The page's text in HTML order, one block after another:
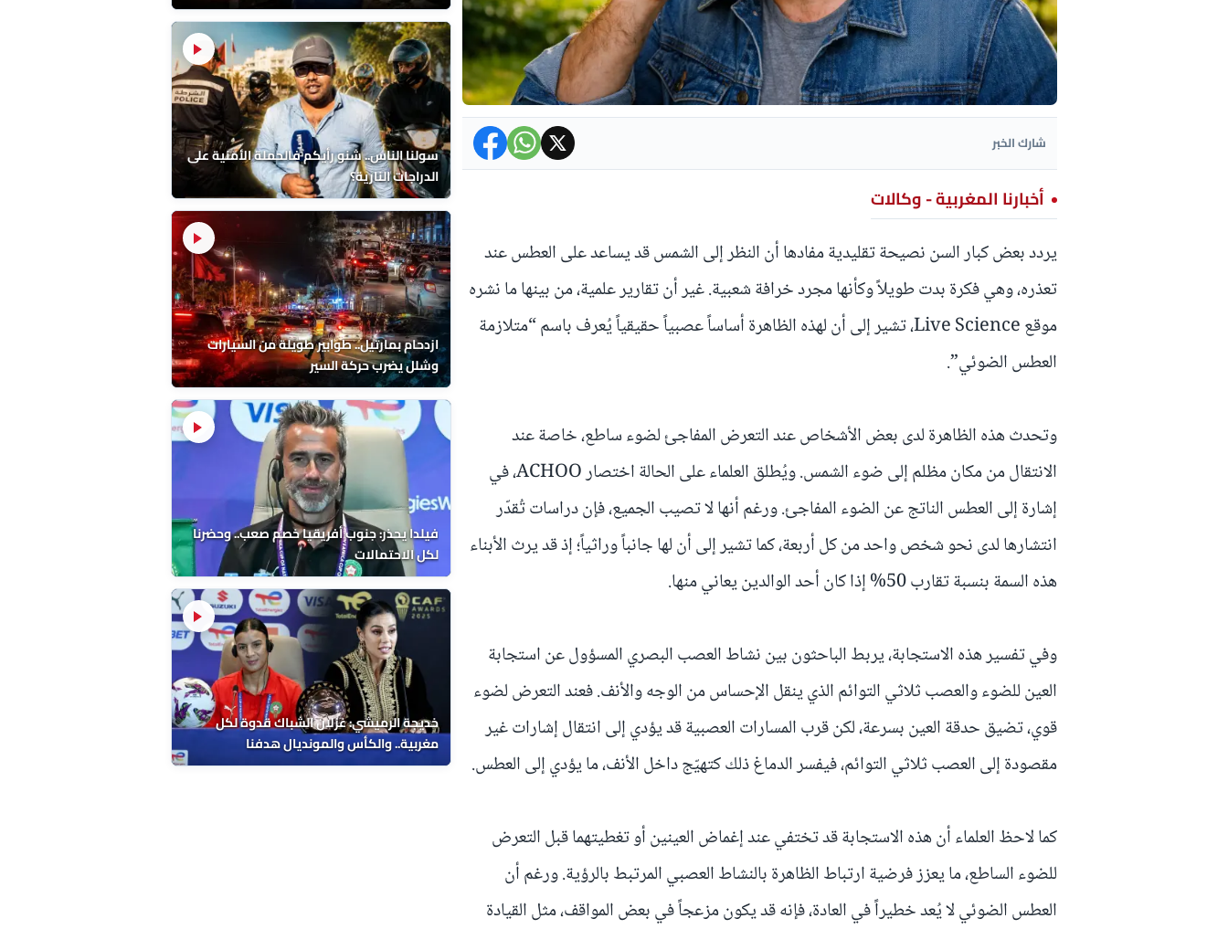
سولنا الناس.. شنو رأيكم فالحملة الأمنية على
الدراجات النارية؟
ازدحام بمارتيل.. طوابير طويلة من السيارات
وشلل يضرب حركة السير
فيلدا يحذر: جنوب أفريقيا خصم صعب.. وحضرنا
لكل الاحتمالات
خديجة الرميشي: غزلان الشباك قدوة لكل
مغربية.. والكأس والمونديال هدفنا
شارك الخبر
أخبارنا المغربية - وكالات
يردد بعض كبار السن نصيحة تقليدية مفادها أن النظر إلى الشمس قد يساعد على العطس عند
تعذره، وهي فكرة بدت طويلاً وكأنها مجرد خرافة شعبية. غير أن تقارير علمية، من بينها ما نشره
موقع Live Science، تشير إلى أن لهذه الظاهرة أساساً عصبياً حقيقياً يُعرف باسم “متلازمة
العطس الضوئي”.
وتحدث هذه الظاهرة لدى بعض الأشخاص عند التعرض المفاجئ لضوء ساطع، خاصة عند
الانتقال من مكان مظلم إلى ضوء الشمس. ويُطلق العلماء على الحالة اختصار ACHOO، في
إشارة إلى العطس الناتج عن الضوء المفاجئ. ورغم أنها لا تصيب الجميع، فإن دراسات تُقدّر
انتشارها لدى نحو شخص واحد من كل أربعة، كما تشير إلى أن لها جانباً وراثياً؛ إذ قد يرث الأبناء
هذه السمة بنسبة تقارب 50% إذا كان أحد الوالدين يعاني منها.
وفي تفسير هذه الاستجابة، يربط الباحثون بين نشاط العصب البصري المسؤول عن استجابة
العين للضوء والعصب ثلاثي التوائم الذي ينقل الإحساس من الوجه والأنف. فعند التعرض لضوء
قوي، تضيق حدقة العين بسرعة، لكن قرب المسارات العصبية قد يؤدي إلى انتقال إشارات غير
مقصودة إلى العصب ثلاثي التوائم، فيفسر الدماغ ذلك كتهيّج داخل الأنف، ما يؤدي إلى العطس.
كما لاحظ العلماء أن هذه الاستجابة قد تختفي عند إغماض العينين أو تغطيتهما قبل التعرض
للضوء الساطع، ما يعزز فرضية ارتباط الظاهرة بالنشاط العصبي المرتبط بالرؤية. ورغم أن
العطس الضوئي لا يُعد خطيراً في العادة، فإنه قد يكون مزعجاً في بعض المواقف، مثل القيادة